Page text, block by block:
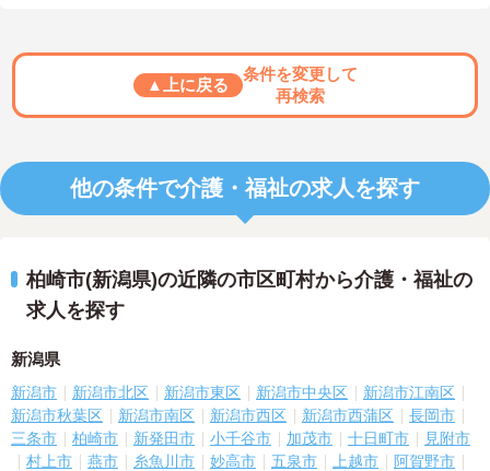
▲上に戻る
条件を変更して
再検索
他の条件で介護・福祉の求人を探す
柏崎市(新潟県)の近隣の市区町村から介護・福祉の
求人を探す
新潟県
新潟市 新潟市北区 新潟市東区 新潟市中央区
新潟市江南区
新潟市秋葉区
新潟市南区 新潟市西区 新潟市西蒲区
長岡市
三条市
柏崎市 新発田市 小千谷市 加茂市 十日町市
見附市
村上市
燕市 糸魚川市 妙高市 五泉市 上越市
阿賀野市